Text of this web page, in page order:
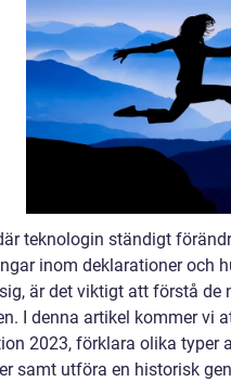
teknologin ständigt
inom deklarationer och
är det viktigt att förstå de
I denna artikel kommer vi
2023, förklara olika typer
samt utföra en historisk